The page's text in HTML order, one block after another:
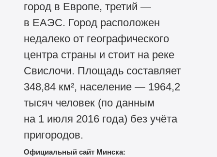
город в Европе, третий —
в ЕАЭС. Город расположен
недалеко от географического
центра страны и стоит на реке
Свислочи. Площадь составляет
348,84 км², население — 1964,2
тысяч человек (по данным
на 1 июля 2016 года) без учёта
пригородов.
Официальный сайт Минска: